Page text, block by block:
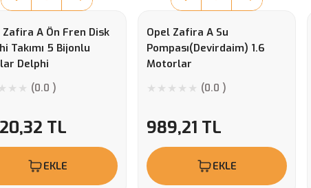
Zafira A Ön Fren Disk
Takımı 5 Bijonlu
Delphi
(0.0 )
TL
EKLE
Opel Zafira A Su
Pompası(Devirdaim) 1.6
Motorlar
(0.0 )
989,21 TL
EKLE